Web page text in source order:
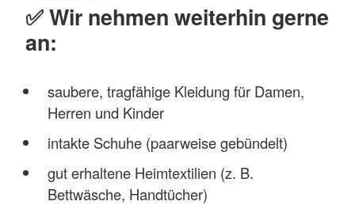
✅ Wir nehmen weiterhin gerne
an:
saubere, tragfähige Kleidung für Damen,
Herren und Kinder
intakte Schuhe (paarweise gebündelt)
gut erhaltene Heimtextilien (z. B.
Bettwäsche, Handtücher)